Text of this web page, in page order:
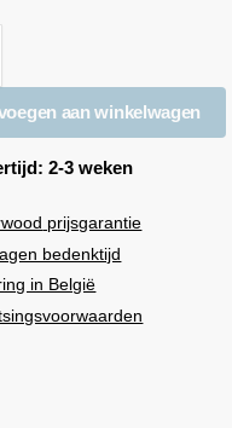
aan winkelwagen
2-3 weken
prijsgarantie
bedenktijd
in België